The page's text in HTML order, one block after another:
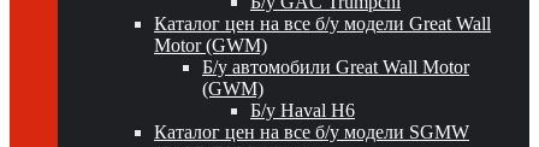
Каталог цен на все б/у модели Great Wall
Motor (GWM)
Б/у автомобили Great Wall Motor
(GWM)
Б/у Haval H6
Каталог цен на все б/у модели SGMW